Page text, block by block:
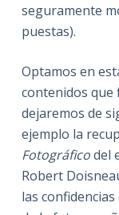
seguramente
puestas).
Optamos en
contenidos que
dejaremos de
ejemplo la
Fotográficodel
Robert
las